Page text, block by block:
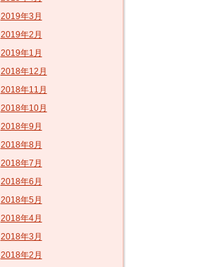
2019年3月
2019年2月
2019年1月
2018年12月
2018年11月
2018年10月
2018年9月
2018年8月
2018年7月
2018年6月
2018年5月
2018年4月
2018年3月
2018年2月